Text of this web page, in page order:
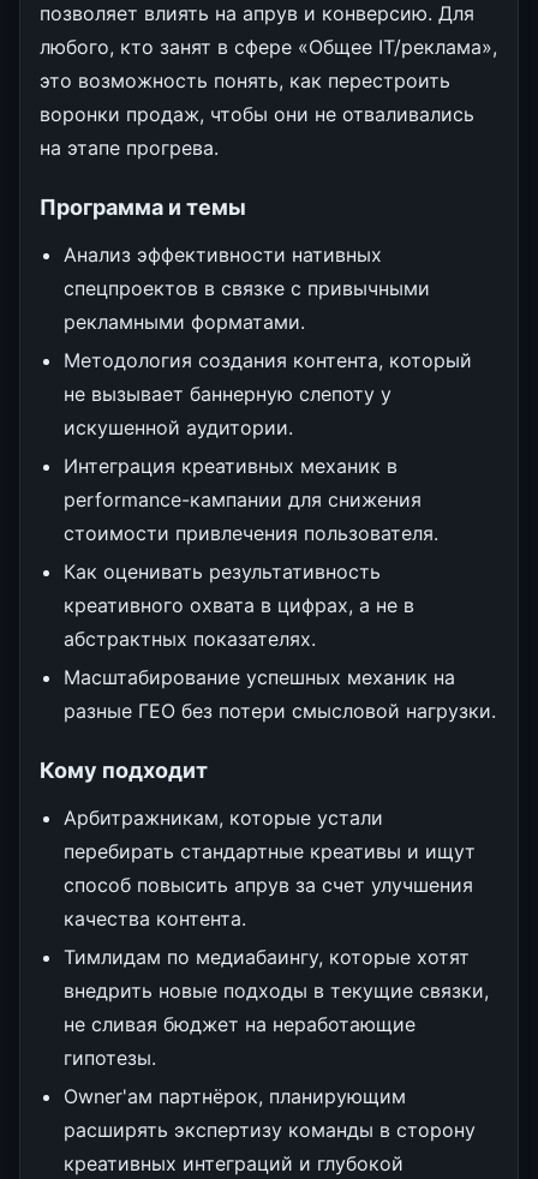
позволяет влиять на апрув и конверсию. Для
любого, кто занят в сфере «Общее IT/реклама»,
это возможность понять, как перестроить
воронки продаж, чтобы они не отваливались
на этапе прогрева.
Программа и темы
Анализ эффективности нативных
спецпроектов в связке с привычными
рекламными форматами.
Методология создания контента, который
не вызывает баннерную слепоту у
искушенной аудитории.
Интеграция креативных механик в
performance-кампании для снижения
стоимости привлечения пользователя.
Как оценивать результативность
креативного охвата в цифрах, а не в
абстрактных показателях.
Масштабирование успешных механик на
разные ГЕО без потери смысловой нагрузки.
Кому подходит
Арбитражникам, которые устали
перебирать стандартные креативы и ищут
способ повысить апрув за счет улучшения
качества контента.
Тимлидам по медиабаингу, которые хотят
внедрить новые подходы в текущие связки,
не сливая бюджет на неработающие
гипотезы.
Owner'ам партнёрок, планирующим
расширять экспертизу команды в сторону
креативных интеграций и глубокой